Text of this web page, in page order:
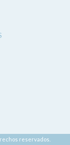
reservados.